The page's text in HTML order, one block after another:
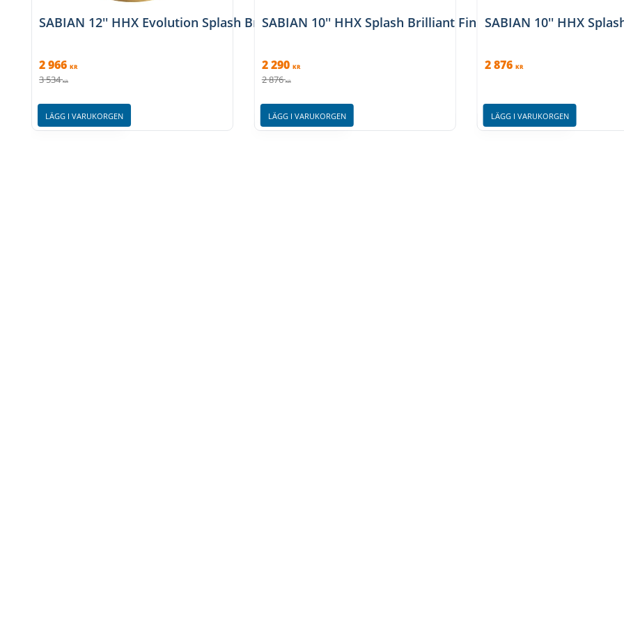
SABIAN 12'' HHX Evolution Splash Brilliant Finish
2 966 KR
3 534 KR
LÄGG I VARUKORGEN
SABIAN 10'' HHX Splash Brilliant Finish
2 290 KR
2 876 KR
LÄGG I VARUKORGEN
SABIAN 10'' HHX
2 876 KR
LÄGG I VARUKORGEN